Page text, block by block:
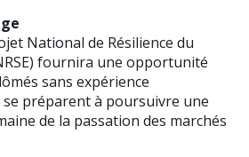
National de Résilience du
fournira une opportunité
sans expérience
préparent à poursuivre une
de la passation des marchés